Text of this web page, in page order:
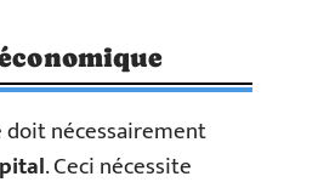
nécessairement
. Ceci nécessite